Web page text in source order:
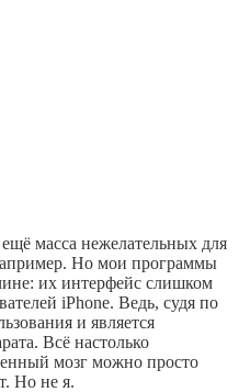
масса нежелательных для
Но мои программы
их интерфейс слишком
iPhone. Ведь, судя по
и является
Всё настолько
мозг можно просто
Но не я.